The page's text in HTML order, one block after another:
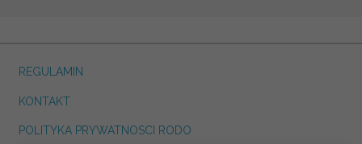
REGULAMIN
KONTAKT
POLITYKA PRYWATNOSCI RODO